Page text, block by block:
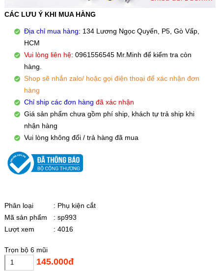
CÁC LƯU Ý KHI MUA HÀNG
Địa chỉ mua hàng: 134 Lương Ngọc Quyến, P5, Gò Vấp,
HCM
Vui lòng liên hệ: 0961556545 Mr.Minh để kiểm tra còn
hàng.
Shop sẽ nhắn zalo/ hoặc gọi điện thoại để xác nhận đơn
hàng
Chỉ ship các đơn hàng đã xác nhận
Giá sản phẩm chưa gồm phí ship, khách tự trả ship khi
nhận hàng
Vui lòng không đổi / trả hàng đã mua
Phân loại
: Phụ kiện cắt
Mã sản phẩm
: sp993
Lượt xem
: 4016
Trọn bộ 6 mũi
145.000đ